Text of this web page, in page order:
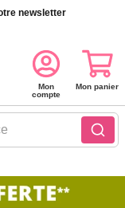
newsletter
Mon
compte
Mon panier